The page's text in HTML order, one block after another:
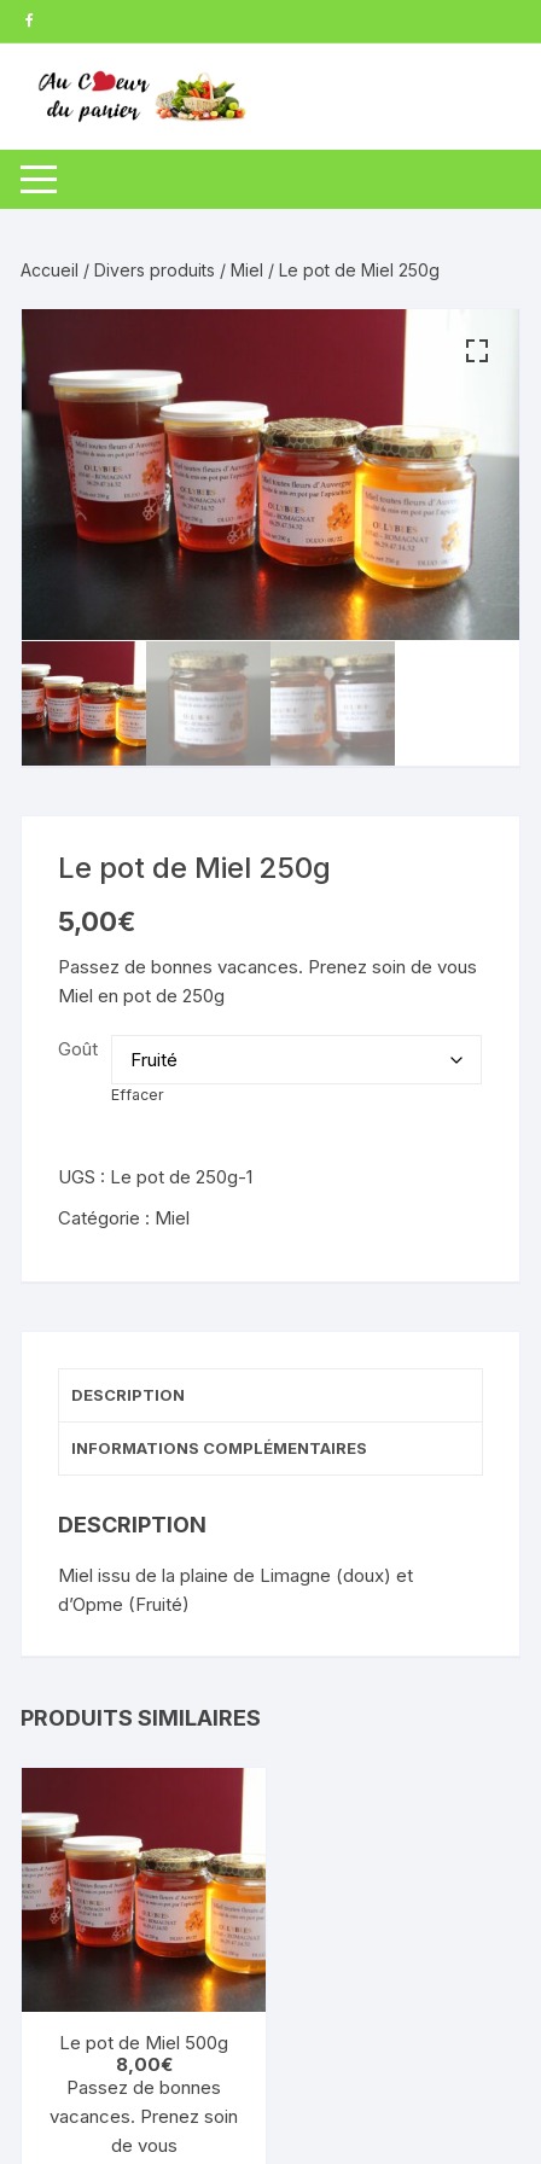
Aller
au
contenu
Accueil /Divers produits /Miel / Le pot de Miel 250g
Le pot de Miel 250g
5,00€
Passez de bonnes vacances. Prenez soin de vous
Miel en pot de 250g
Goût
Effacer
UGS : Le pot de 250g-1
Catégorie : Miel
DESCRIPTION
INFORMATIONS COMPLÉMENTAIRES
DESCRIPTION
Miel issu de la plaine de Limagne (doux) et
d’Opme (Fruité)
PRODUITS SIMILAIRES
Le pot de Miel 500g
8,00€
Passez de bonnes
vacances. Prenez soin
de vous